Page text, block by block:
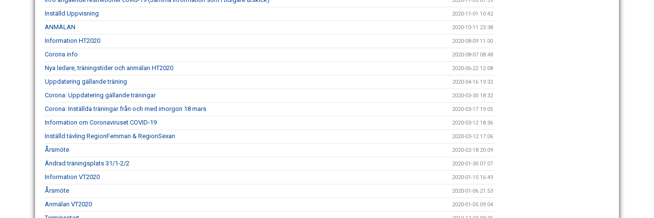
Inställd Uppvisning 2020-11-01 10:42
ANMÄLAN 2020-10-11 23:38
Information HT2020 2020-08-09 11:00
Corona info 2020-08-07 08:48
Nya ledare, träningstider och anmälan HT2020 2020-06-22 12:08
Uppdatering gällande träning 2020-04-16 19:32
Corona: Uppdatering gällande träningar 2020-03-30 18:32
Corona: Inställda träningar från och med imorgon 18 mars 2020-03-17 19:05
Information om Coronaviruset COVID-19 2020-03-12 18:36
Inställd tävling RegionFemman & RegionSexan 2020-03-12 17:06
Årsmöte 2020-02-18 20:09
Ändrad träningsplats 31/1-2/2 2020-01-30 07:07
Information VT2020 2020-01-15 16:49
Årsmöte 2020-01-06 21:53
Anmälan VT2020 2020-01-05 09:04